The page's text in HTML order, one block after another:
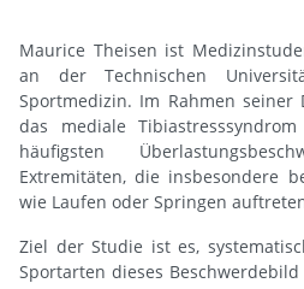
Maurice Theisen ist
an der Technischen
Sportmedizin. Im Rahmen
das mediale
häufigsten
Extremitäten, die insbesondere
wie Laufen oder Springen
Ziel der Studie ist es,
Sportarten dieses